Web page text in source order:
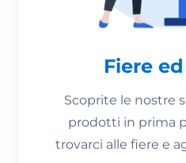
Fiere
Scoprite le nostre
prodotti in prima
trovarci alle fiere e